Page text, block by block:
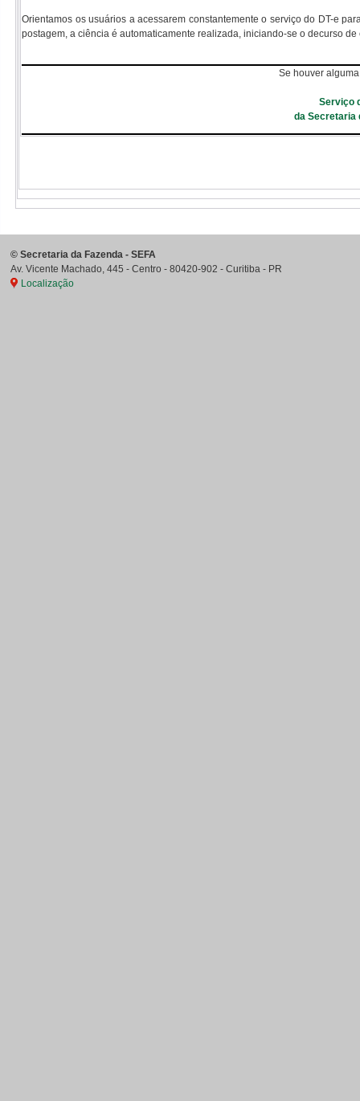
Orientamos os usuários a acessarem constantemente o serviço do DT-e
postagem, a ciência é automaticamente realizada, iniciando-se o decurso
Se houver
Serviço
da Secretaria
© Secretaria da Fazenda - SEFA
Av. Vicente Machado, 445 - Centro - 80420-902 - Curitiba - PR
Localização